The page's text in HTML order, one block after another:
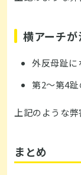
横アーチが
外反母趾に
第2～第4趾
上記のような弊
まとめ